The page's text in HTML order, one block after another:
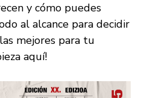
y cómo puedes
al alcance para decidir
mejores para tu
aquí!